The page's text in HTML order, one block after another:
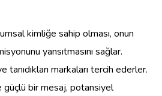
kimliğe sahip olması, onun
yansıtmasını sağlar.
markaları tercih ederler.
güçlü bir mesaj, potansiyel